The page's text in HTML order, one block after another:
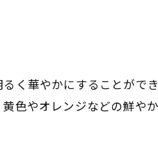
く華やかにすることがで
色やオレンジなどの鮮や